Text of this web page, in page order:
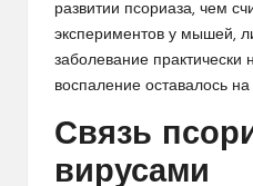
развитии псориаза, чем
экспериментов у мышей,
заболевание практически
воспаление оставалось
Связь
вирусами